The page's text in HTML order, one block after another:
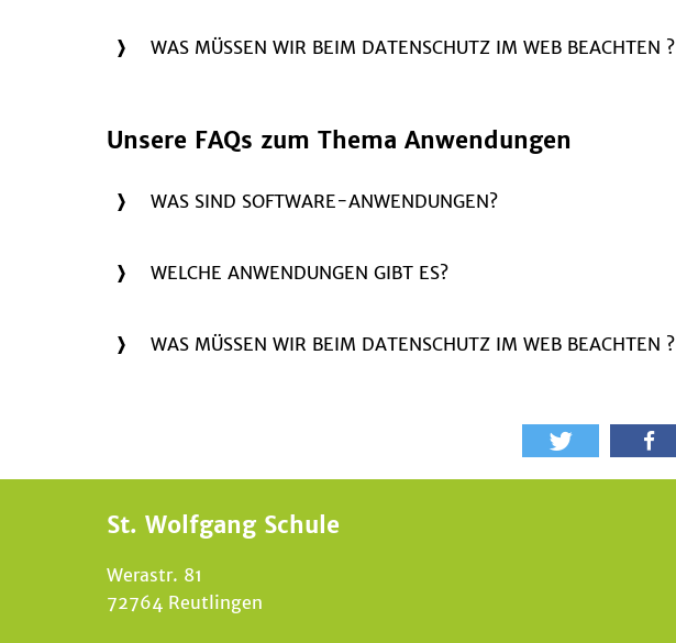
WAS MÜSSEN WIR BEIM DATENSCHUTZ IM WEB BEACHTEN ?
Unsere FAQs zum Thema Anwendungen
WAS SIND SOFTWARE-ANWENDUNGEN?
WELCHE ANWENDUNGEN GIBT ES?
WAS MÜSSEN WIR BEIM DATENSCHUTZ IM WEB BEACHTEN ?
St. Wolfgang Schule
Werastr. 81
72764 Reutlingen